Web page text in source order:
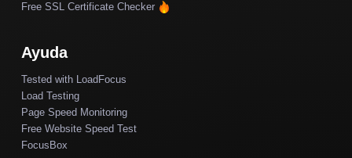
Free SSL Certificate Checker
Ayuda
Tested with LoadFocus
Load Testing
Page Speed Monitoring
Free Website Speed Test
FocusBox